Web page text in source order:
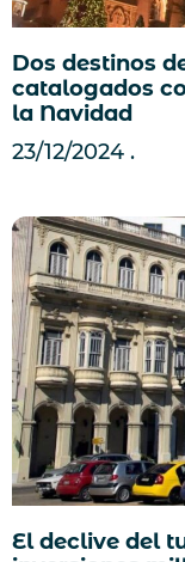
Dos destinos
catalogados
la Navidad
23/12/2024
El declive del